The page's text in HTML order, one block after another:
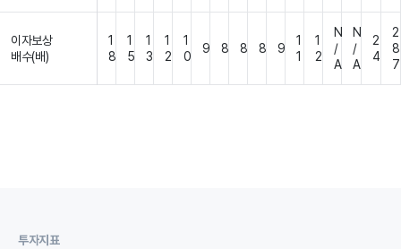
이자보상
배수(배)
1
8
1
5
1
3
1
2
1
0
9 8 8 8 9
1
1
1
2
N
/
A
N
/
A
2
4
2
8
7
투자지표